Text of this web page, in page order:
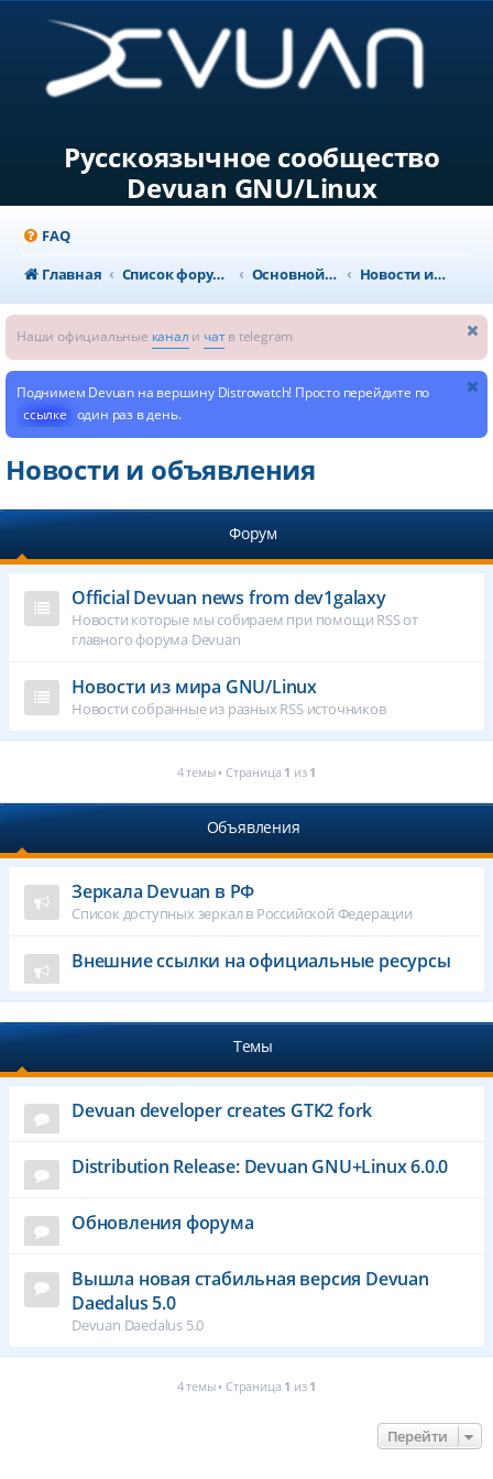
Русскоязычное сообщество
Devuan GNU/Linux
FAQ
Главная
Список форумов Основной раздел Новости и объявления
Наши официальные канал и чатв telegram
Поднимем Devuan на вершину Distrowatch! Просто перейдите по
ссылке один раз в день.
Новости и объявления
Форум
Official Devuan news from dev1galaxy
Новости которые мы собираем при помощи RSS от
главного форума Devuan
Новости из мира GNU/Linux
Новости собранные из разных RSS источников
4 темы • Страница 1 из 1
Объявления
Зеркала Devuan в РФ
Список доступных зеркал в Российской Федерации
Внешние ссылки на официальные ресурсы
Темы
Devuan developer creates GTK2 fork
Distribution Release: Devuan GNU+Linux 6.0.0
Обновления форума
Вышла новая стабильная версия Devuan
Daedalus 5.0
Devuan Daedalus 5.0
4 темы • Страница 1 из 1
Перейти